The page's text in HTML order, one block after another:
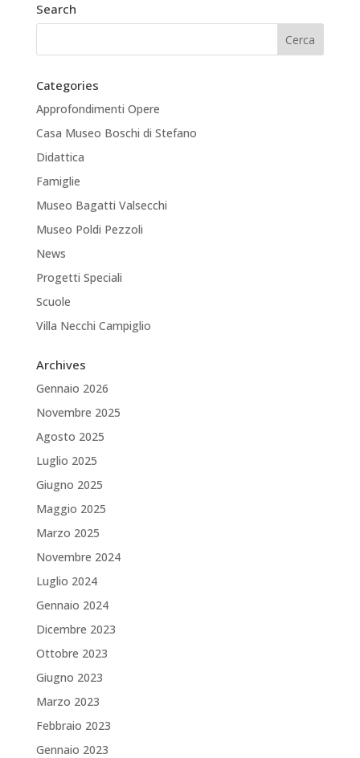
Search
Categories
Approfondimenti Opere
Casa Museo Boschi di Stefano
Didattica
Famiglie
Museo Bagatti Valsecchi
Museo Poldi Pezzoli
News
Progetti Speciali
Scuole
Villa Necchi Campiglio
Archives
Gennaio 2026
Novembre 2025
Agosto 2025
Luglio 2025
Giugno 2025
Maggio 2025
Marzo 2025
Novembre 2024
Luglio 2024
Gennaio 2024
Dicembre 2023
Ottobre 2023
Giugno 2023
Marzo 2023
Febbraio 2023
Gennaio 2023